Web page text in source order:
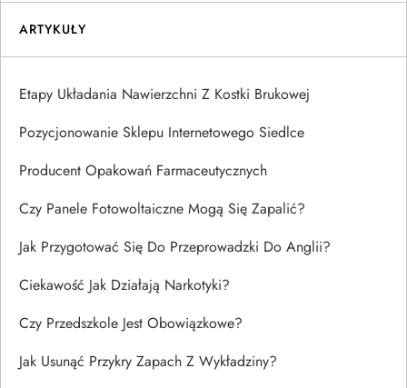
ARTYKUŁY
Etapy Układania Nawierzchni Z Kostki Brukowej
Pozycjonowanie Sklepu Internetowego Siedlce
Producent Opakowań Farmaceutycznych
Czy Panele Fotowoltaiczne Mogą Się Zapalić?
Jak Przygotować Się Do Przeprowadzki Do Anglii?
Ciekawość Jak Działają Narkotyki?
Czy Przedszkole Jest Obowiązkowe?
Jak Usunąć Przykry Zapach Z Wykładziny?